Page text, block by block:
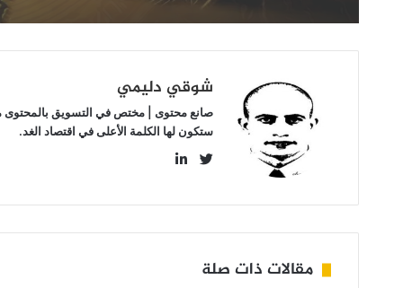
شوقي دليمي
صانع محتوى | مختص في التسويق بالمحتوى
ستكون لها الكلمة الأعلى في اقتصاد الغد.
مقالات ذات صلة